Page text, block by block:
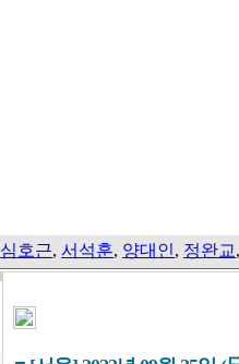
심호근, 서석훈, 양대인, 정완교,